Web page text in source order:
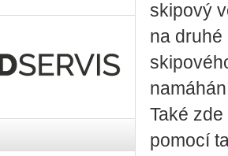
skipový
na druhé
Také
pomocí